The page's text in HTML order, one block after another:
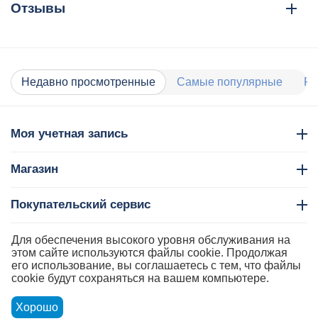
Отзывы
Недавно просмотренные Самые популярные
Моя учетная запись
Магазин
Покупательский сервис
Контакты
Для обеспечения высокого уровня обслуживания на
этом сайте используются файлы cookie. Продолжая
его использование, вы соглашаетесь с тем, что файлы
cookie будут сохраняться на вашем компьютере.
Хорошо